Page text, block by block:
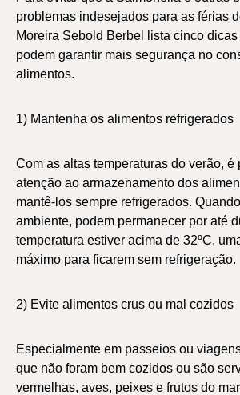
problemas indesejados para as férias
Moreira Sebold Berbel lista cinco
podem garantir mais segurança no
alimentos.
1) Mantenha os alimentos refrigerados
Com as altas temperaturas do verão, é
atenção ao armazenamento dos
mantê-los sempre refrigerados.
ambiente, podem permanecer por até
temperatura estiver acima de 32ºC,
máximo para ficarem sem refrigeração.
2) Evite alimentos crus ou mal cozidos
Especialmente em passeios ou
que não foram bem cozidos ou são
vermelhas, aves, peixes e frutos do